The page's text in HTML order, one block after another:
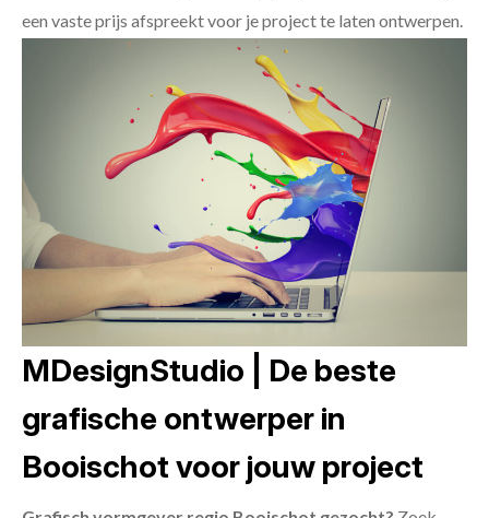
een vaste prijs afspreekt voor je project te laten ontwerpen.
MDesignStudio | De beste
grafische ontwerper in
Booischot voor jouw project